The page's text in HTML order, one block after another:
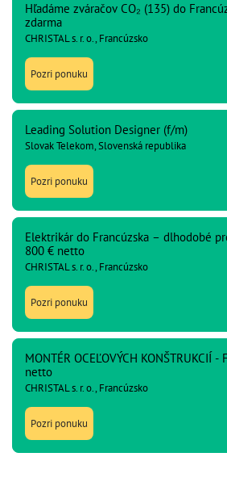
Hľadáme zváračov CO₂ (135) do
zdarma
CHRISTAL s. r. o., Francúzsko
Pozri ponuku
Leading Solution Designer (f/m)
Slovak Telekom, Slovenská republika
Pozri ponuku
Elektrikár do Francúzska – dlhodobé
800 € netto
CHRISTAL s. r. o., Francúzsko
Pozri ponuku
MONTÉR OCEĽOVÝCH KONŠTRUKCIÍ -
netto
CHRISTAL s. r. o., Francúzsko
Pozri ponuku